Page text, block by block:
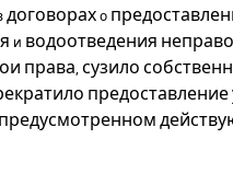
договорахо
и водоотведения
права,сузило
предоставление